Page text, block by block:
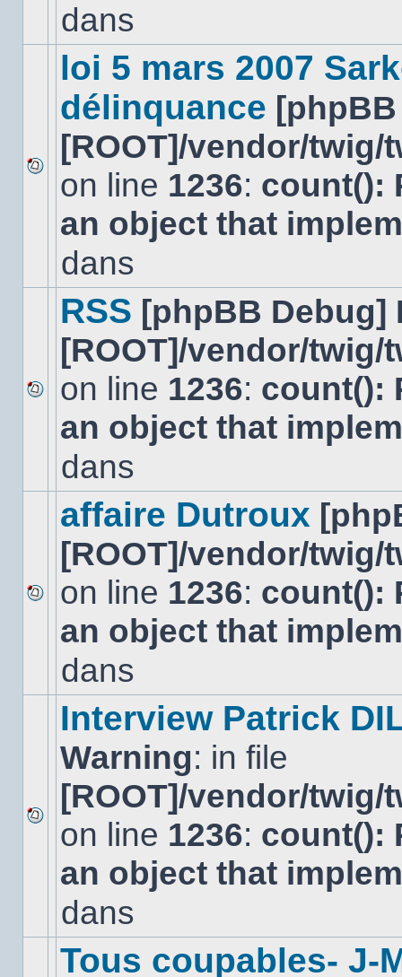
sujet.
dans
Aucun
nouveau
message
non-
dans
loi 5 mars 2007
délinquance
[ROOT]/vendor/
on line 1236: count():
an object that
dans
Aucun
nouveau
message
sujet.
RSS [phpBB Debug]
[ROOT]/vendor/
on line 1236: count():
an object that
dans
Aucun
nouveau
message
sujet.
affaire Dutroux
[ROOT]/vendor/
on line 1236: count():
an object that
dans
Aucun
nouveau
message
non-
dans
Interview Patrick
Warning: in file
[ROOT]/vendor/
on line 1236: count():
an object that
dans
Tous coupables- J-